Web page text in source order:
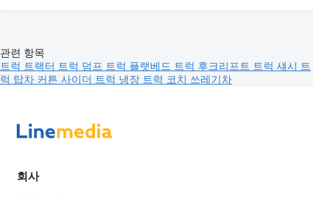
관련 항목
트럭 트랙터 트럭 덤프 트럭 플랫베드 트럭 후크리프트 트럭 섀시 트
럭 탑차 커튼 사이더 트럭 냉장 트럭 코치 쓰레기차
회사